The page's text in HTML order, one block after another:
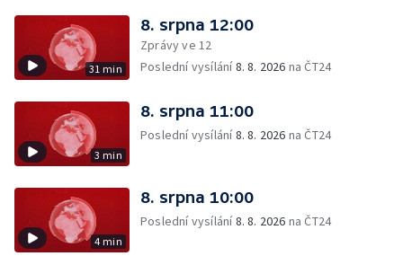
31 min
8. srpna 12:00
Zprávy ve 12
Poslední vysílání8. 8. 2026 na ČT24
3 min
8. srpna 11:00
Poslední vysílání8. 8. 2026 na ČT24
4 min
8. srpna 10:00
Poslední vysílání8. 8. 2026 na ČT24